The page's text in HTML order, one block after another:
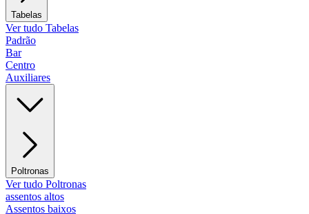
Tabelas
Ver tudo Tabelas
Padrão
Bar
Centro
Auxiliares
Poltronas
Ver tudo Poltronas
assentos altos
Assentos baixos